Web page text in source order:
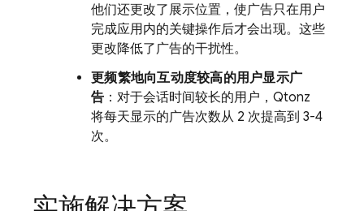
他们还更改了展示位置，使广告只在用户
完成应用内的关键操作后才会出现。这些
更改降低了广告的干扰性。
更频繁地向互动度较高的用户显示广
告 ：对于会话时间较长的用户，Qtonz
将每天显示的广告次数从 2 次提高到 3-4
次。